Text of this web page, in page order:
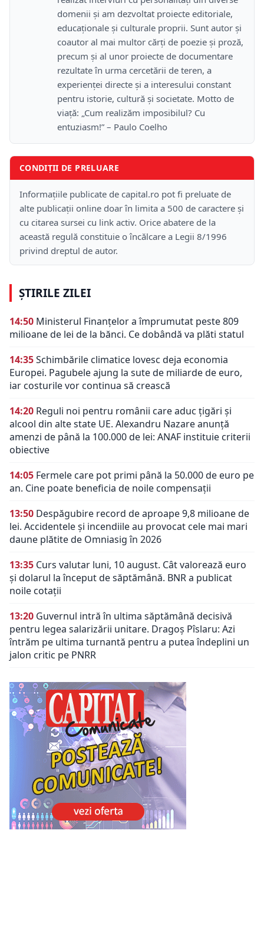
domenii și am dezvoltat proiecte editoriale,
educaționale și culturale proprii. Sunt autor și
coautor al mai multor cărți de poezie și proză,
precum și al unor proiecte de documentare
rezultate în urma cercetării de teren, a
experienței directe și a interesului constant
pentru istorie, cultură și societate. Motto de
viață: „Cum realizăm imposibilul? Cu
entuziasm!” – Paulo Coelho
CONDIȚII DE PRELUARE
Informațiile publicate de capital.ro pot fi preluate de
alte publicații online doar în limita a 500 de caractere și
cu citarea sursei cu link activ. Orice abatere de la
această regulă constituie o încălcare a Legii 8/1996
privind dreptul de autor.
ȘTIRILE ZILEI
14:50 Ministerul Finanțelor a împrumutat peste 809
milioane de lei de la bănci. Ce dobândă va plăti statul
14:35Schimbările climatice lovesc deja economia
Europei. Pagubele ajung la sute de miliarde de euro,
iar costurile vor continua să crească
14:20 Reguli noi pentru românii care aduc țigări și
alcool din alte state UE. Alexandru Nazare anunță
amenzi de până la 100.000 de lei: ANAF instituie criterii
obiective
14:05 Fermele care pot primi până la 50.000 de euro pe
an. Cine poate beneficia de noile compensații
13:50 Despăgubire record de aproape 9,8 milioane de
lei. Accidentele și incendiile au provocat cele mai mari
daune plătite de Omniasig în 2026
13:35 Curs valutar luni, 10 august. Cât valorează euro
și dolarul la început de săptămână. BNR a publicat
noile cotații
13:20 Guvernul intră în ultima săptămână decisivă
pentru legea salarizării unitare. Dragoș Pîslaru: Azi
întrăm pe ultima turnantă pentru a putea îndeplini un
jalon critic pe PNRR